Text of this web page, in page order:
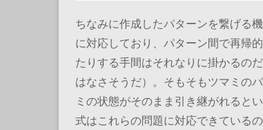
ちなみに作成したパターンを繋げる
に対応しており、パターン間で再帰
たりする手間はそれなりに掛かるの
はなさそうだ）。そもそもツマミの
ミの状態がそのまま引き継がれると
式はこれらの問題に対応できている